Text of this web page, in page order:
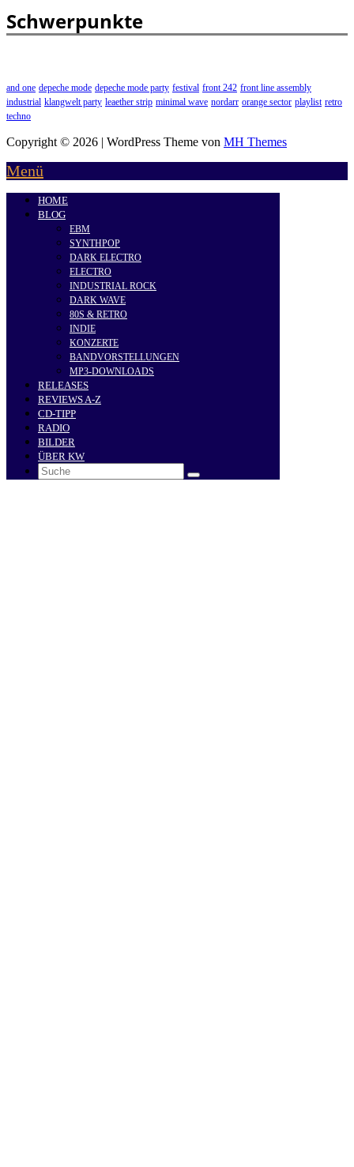
Schwerpunkte
and one depeche mode depeche mode party festival front 242 front line assembly
industrial klangwelt party leaether strip minimal wave nordarr orange sector playlist retro
techno
Copyright © 2026 | WordPress Theme von MH Themes
Menü
HOME
BLOG
EBM
SYNTHPOP
DARK ELECTRO
ELECTRO
INDUSTRIAL ROCK
DARK WAVE
80S & RETRO
INDIE
KONZERTE
BANDVORSTELLUNGEN
MP3-DOWNLOADS
RELEASES
REVIEWS A-Z
CD-TIPP
RADIO
BILDER
ÜBER KW
Search